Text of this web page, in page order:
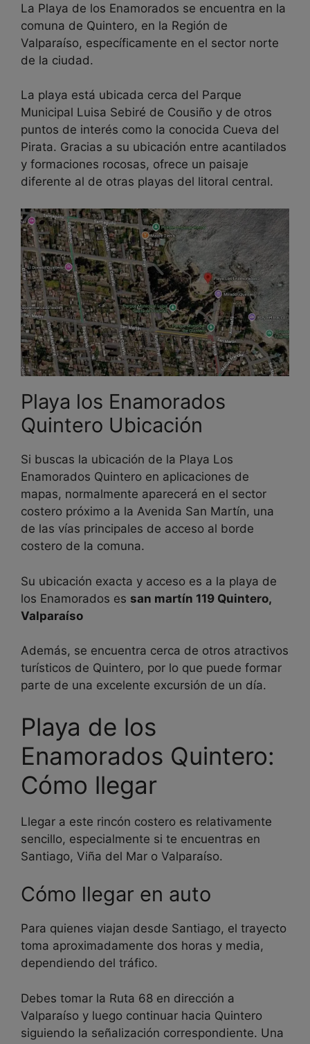
La Playa de los Enamorados se encuentra en la
comuna de Quintero, en la Región de
Valparaíso, específicamente en el sector norte
de la ciudad.
La playa está ubicada cerca del Parque
Municipal Luisa Sebiré de Cousiño y de otros
puntos de interés como la conocida Cueva del
Pirata. Gracias a su ubicación entre acantilados
y formaciones rocosas, ofrece un paisaje
diferente al de otras playas del litoral central.
Playa los Enamorados
Quintero Ubicación
Si buscas la ubicación de la Playa Los
Enamorados Quintero en aplicaciones de
mapas, normalmente aparecerá en el sector
costero próximo a la Avenida San Martín, una
de las vías principales de acceso al borde
costero de la comuna.
Su ubicación exacta y acceso es a la playa de
los Enamorados es san martín 119 Quintero,
Valparaíso
Además, se encuentra cerca de otros atractivos
turísticos de Quintero, por lo que puede formar
parte de una excelente excursión de un día.
Playa de los
Enamorados Quintero:
Cómo llegar
Llegar a este rincón costero es relativamente
sencillo, especialmente si te encuentras en
Santiago, Viña del Mar o Valparaíso.
Cómo llegar en auto
Para quienes viajan desde Santiago, el trayecto
toma aproximadamente dos horas y media,
dependiendo del tráfico.
Debes tomar la Ruta 68 en dirección a
Valparaíso y luego continuar hacia Quintero
siguiendo la señalización correspondiente. Una